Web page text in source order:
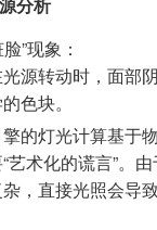
”现象：
光源转动时，面部
色块。
擎的灯光计算基于
艺术化的谎言”。由
，直接光照会导